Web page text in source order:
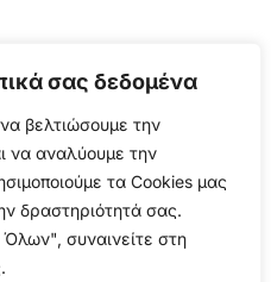
σας δεδομένα
βελτιώσουμε την
να αναλύουμε την
τα Cookies μας
δραστηριότητά σας.
συναινείτε στη